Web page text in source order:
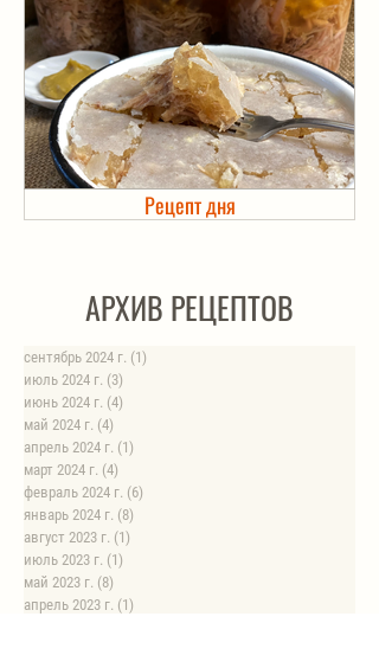
Рецепт дня
Холодец в банке. Автоклав
АРХИВ РЕЦЕПТОВ
сентябрь 2024 г. (1)
июль 2024 г. (3)
июнь 2024 г. (4)
май 2024 г. (4)
апрель 2024 г. (1)
март 2024 г. (4)
февраль 2024 г. (6)
январь 2024 г. (8)
август 2023 г. (1)
июль 2023 г. (1)
май 2023 г. (8)
апрель 2023 г. (1)